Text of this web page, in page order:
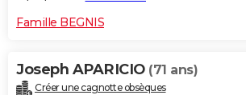
Famille BEGNIS
Joseph APARICIO (71 ans)
Créer une cagnotte obsèques